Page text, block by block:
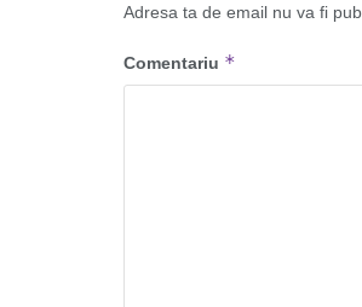
Adresa ta de email nu va fi
Comentariu *